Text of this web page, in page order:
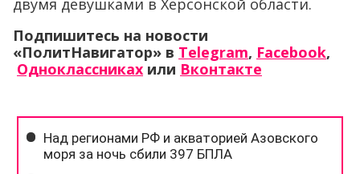
двумя девушками в Херсонской области.
Подпишитесь на новости
«ПолитНавигатор» в Telegram, Facebook,
Одноклассниках или Вконтакте